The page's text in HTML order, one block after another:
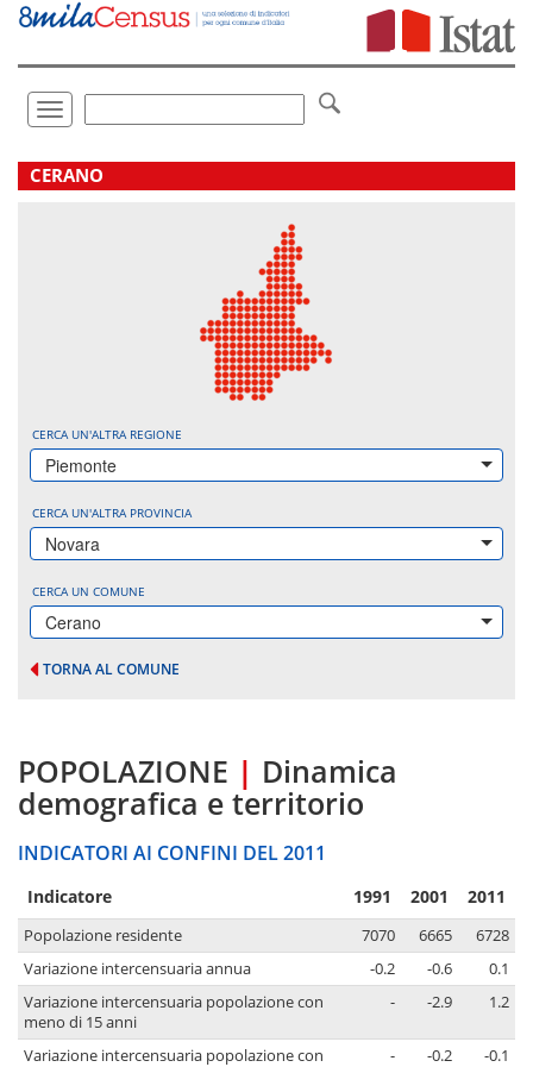
Vai
direttamente
Toggle
navigation
.
CERANO
CERCA UN'ALTRA REGIONE
Piemonte
CERCA UN'ALTRA PROVINCIA
Novara
CERCA UN COMUNE
Cerano
TORNA AL COMUNE
POPOLAZIONE | Dinamica
demografica e territorio
INDICATORI AI CONFINI DEL 2011
Indicatore 1991 2001 2011
Popolazione residente 7070 6665
6728
Variazione intercensuaria annua
-0.2 -0.6
0.1
Variazione intercensuaria popolazione con
meno di 15 anni
- -2.9 1.2
Variazione intercensuaria popolazione con
- -0.2 -0.1